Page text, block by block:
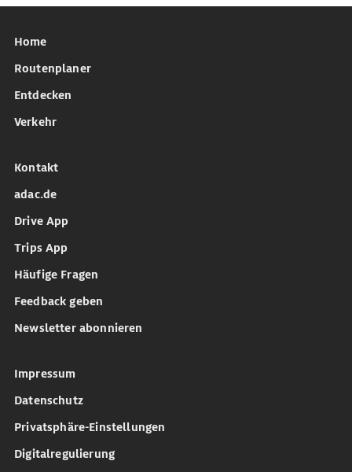
Home
Routenplaner
Entdecken
Verkehr
Kontakt
adac.de
Drive App
Trips App
Häufige Fragen
Feedback geben
Newsletter abonnieren
Impressum
Datenschutz
Privatsphäre-Einstellungen
Digitalregulierung